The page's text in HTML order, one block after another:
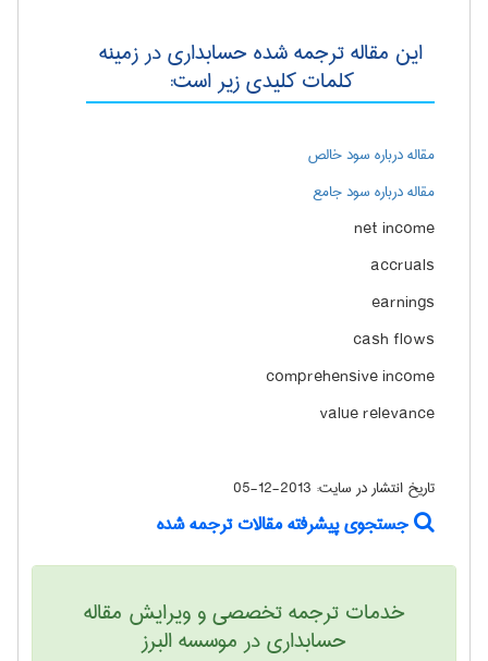
این مقاله ترجمه شده حسابداری در زمینه
کلمات کلیدی زیر است:
مقاله درباره سود خالص
مقاله درباره سود جامع
net income
accruals
earnings
cash flows
comprehensive income
value relevance
تاریخ انتشار در سایت: 2013-12-05
جستجوی پیشرفته مقالات ترجمه شده
خدمات ترجمه تخصصی و ویرایش مقاله
حسابداری در موسسه البرز